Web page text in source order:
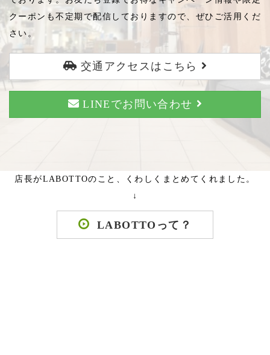
クーポンも不定期で配信しておりますので、ぜひご活用くだ
さい。
交通アクセスはこちら
LINEでお問い合わせ
店長がLABOTTOのこと、くわしくまとめてくれました。
↓
LABOTTOって？